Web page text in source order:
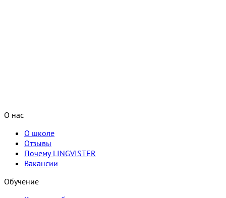
О нас
О школе
Отзывы
Почему LINGVISTER
Вакансии
Обучение